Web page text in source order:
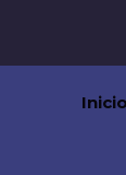
Inicio